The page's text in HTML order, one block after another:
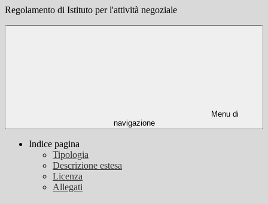
Regolamento di Istituto per l'attività negoziale
Menu di
navigazione
Indice pagina
Tipologia
Descrizione estesa
Licenza
Allegati